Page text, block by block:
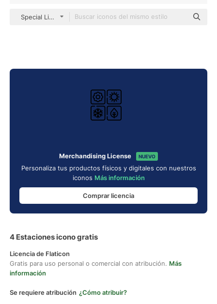
Special Lineal
Merchandising License NUEVO
Personaliza tus productos físicos y digitales con nuestros
iconos Más información
Comprar licencia
4 Estaciones icono gratis
Licencia de Flaticon
Gratis para uso personal o comercial con atribución. Más
información
Se requiere atribución ¿Cómo atribuir?